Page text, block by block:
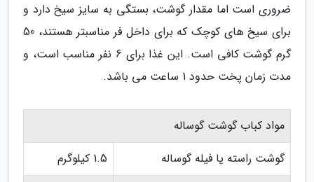
ضروری است اما مقدار گوشت، بستگی به سایز سیخ دارد و
برای سیخ های کوچک که برای داخل فر مناسبتر هستند، 50
گرم گوشت کافی است. این غذا برای 6 نفر مناسب است، و
مدت زمان پخت حدود 1 ساعت می باشد.
مواد کباب گوشت گوساله
گوشت راسته یا فیله گوساله
1.5 کیلوگرم